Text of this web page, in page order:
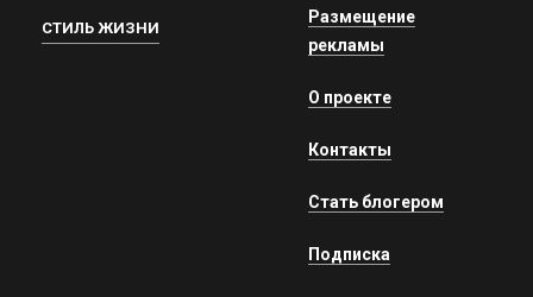
СТИЛЬ ЖИЗНИ
Размещение
рекламы
О проекте
Контакты
Стать блогером
Подписка